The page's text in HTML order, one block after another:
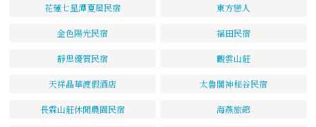
花蓮七星潭夏屋民宿 東方戀人
金色陽光民宿 福田民宿
靜思優質民宿 觀雲山莊
天祥晶華渡假酒店 太魯閣神秘谷民宿
長霖山莊休閒農園民宿 海燕旅館